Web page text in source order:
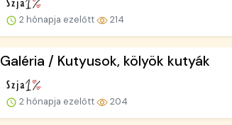
2 hónapja ezelőtt 214
Galéria / Kutyusok, kölyök kutyák
2 hónapja ezelőtt 204